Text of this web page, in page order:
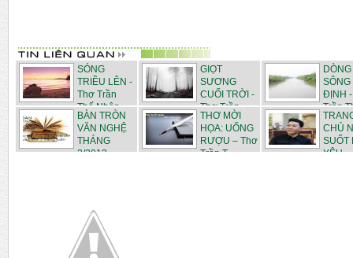
SÓNG
TRIỀU LÊN -
Thơ Trần
Thế Nhân
GIỌT
SƯƠNG
CUỐI TRỜI -
Thơ Trần ...
DÒNG
SÔNG
ĐỊNH
Trần
BÀN TRÒN
VĂN NGHỆ
THÁNG
2/2013
THƠ MỜI
HỌA: UỐNG
RƯỢU – Thơ
Trần T...
CHỦ
SUỐT
YÊU -